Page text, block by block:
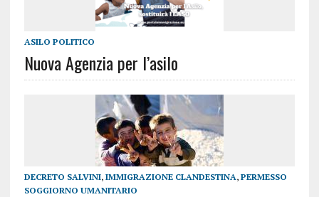
ASILO POLITICO
Nuova Agenzia per l’asilo
DECRETO SALVINI, IMMIGRAZIONE CLANDESTINA, PERMESSO
SOGGIORNO UMANITARIO